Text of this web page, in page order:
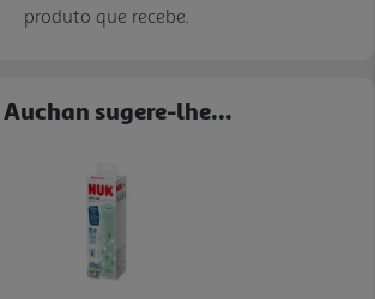
produto que recebe.
Auchan sugere-lhe...